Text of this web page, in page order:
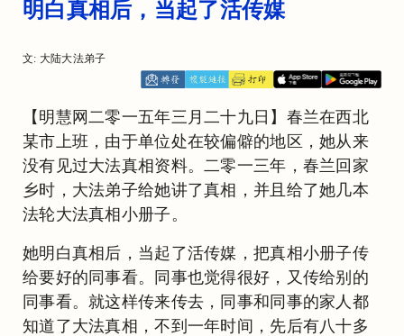
明白真相后，当起了活传媒
文: 大陆大法弟子
【明慧网二零一五年三月二十九日】春兰在西北
某市上班，由于单位处在较偏僻的地区，她从来
没有见过大法真相资料。二零一三年，春兰回家
乡时，大法弟子给她讲了真相，并且给了她几本
法轮大法真相小册子。
她明白真相后，当起了活传媒，把真相小册子传
给要好的同事看。同事也觉得很好，又传给别的
同事看。就这样传来传去，同事和同事的家人都
知道了大法真相，不到一年时间，先后有八十多